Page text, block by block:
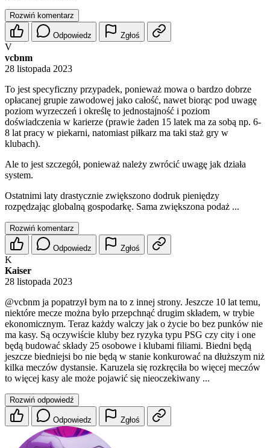
Rozwiń komentarz
Odpowiedz Zgłoś
V
vcbnm
28 listopada 2023
To jest specyficzny przypadek, ponieważ mowa o bardzo dobrze
opłacanej grupie zawodowej jako całość, nawet biorąc pod uwagę
poziom wyrzeczeń i określę to jednostajność i poziom
doświadczenia w karierze (prawie żaden 15 latek ma za sobą np. 6-
8 lat pracy w piekarni, natomiast piłkarz ma taki staż gry w
klubach).
Ale to jest szczegół, ponieważ należy zwrócić uwagę jak działa
system.
Ostatnimi laty drastycznie zwiększono dodruk pieniędzy
rozpędzając globalną gospodarkę. Sama zwiększona podaż ...
Rozwiń komentarz
Odpowiedz Zgłoś
K
Kaiser
28 listopada 2023
@vcbnm ja popatrzył bym na to z innej strony. Jeszcze 10 lat temu,
niektóre mecze można było przepchnąć drugim składem, w trybie
ekonomicznym. Teraz każdy walczy jak o życie bo bez punków nie
ma kasy. Są oczywiście kluby bez ryzyka typu PSG czy city i one
będą budować składy 25 osobowe i klubami filiami. Biedni będą
jeszcze biedniejsi bo nie będą w stanie konkurować na dłuższym niż
kilka meczów dystansie. Karuzela się rozkręciła bo więcej meczów
to więcej kasy ale może pojawić się nieoczekiwany ...
Rozwiń odpowiedź
Odpowiedz Zgłoś